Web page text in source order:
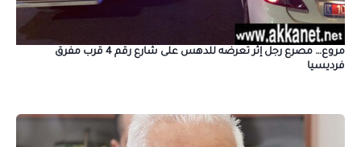
مروع… مصرع رجل إثر تعرضه للدهس على شارع رقم 4 قرب مفرق
فرديسيا